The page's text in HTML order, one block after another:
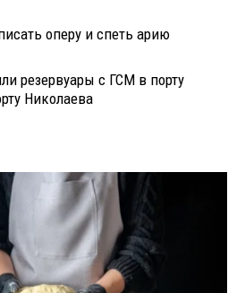
оперу и спеть арию
резервуары с ГСМ в порту
Николаева